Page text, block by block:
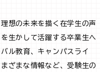
想の未来を描く在学生の声
生かして活躍する卒業生へ
ル教育、キャンパスライ
ざまな情報など、受験生の